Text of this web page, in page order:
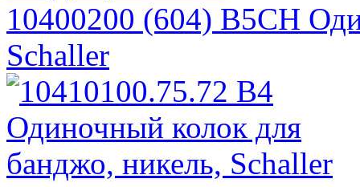
10400200 (604) B5CH
Schaller